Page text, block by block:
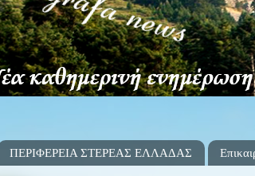
ΠΕΡΙΦΕΡΕΙΑ ΣΤΕΡΕΑΣ ΕΛΛΑΔΑΣ